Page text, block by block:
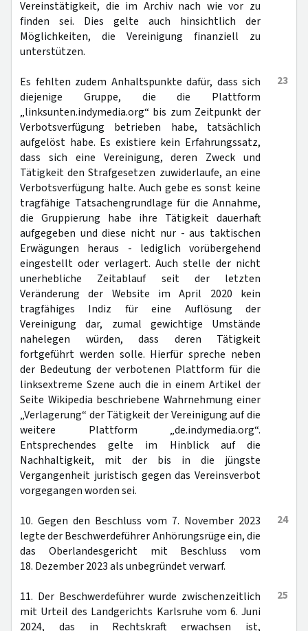
Vereinstätigkeit, die im Archiv nach wie vor zu
finden sei. Dies gelte auch hinsichtlich der
Möglichkeiten, die Vereinigung finanziell zu
unterstützen.
23
Es fehlten zudem Anhaltspunkte dafür, dass sich
diejenige Gruppe, die die Plattform
„linksunten.indymedia.org“ bis zum Zeitpunkt der
Verbotsverfügung betrieben habe, tatsächlich
aufgelöst habe. Es existiere kein Erfahrungssatz,
dass sich eine Vereinigung, deren Zweck und
Tätigkeit den Strafgesetzen zuwiderlaufe, an eine
Verbotsverfügung halte. Auch gebe es sonst keine
tragfähige Tatsachengrundlage für die Annahme,
die Gruppierung habe ihre Tätigkeit dauerhaft
aufgegeben und diese nicht nur - aus taktischen
Erwägungen heraus - lediglich vorübergehend
eingestellt oder verlagert. Auch stelle der nicht
unerhebliche Zeitablauf seit der letzten
Veränderung der Website im April 2020 kein
tragfähiges Indiz für eine Auflösung der
Vereinigung dar, zumal gewichtige Umstände
nahelegen würden, dass deren Tätigkeit
fortgeführt werden solle. Hierfür spreche neben
der Bedeutung der verbotenen Plattform für die
linksextreme Szene auch die in einem Artikel der
Seite Wikipedia beschriebene Wahrnehmung einer
„Verlagerung“ der Tätigkeit der Vereinigung auf die
weitere Plattform „de.indymedia.org“.
Entsprechendes gelte im Hinblick auf die
Nachhaltigkeit, mit der bis in die jüngste
Vergangenheit juristisch gegen das Vereinsverbot
vorgegangen worden sei.
24
10. Gegen den Beschluss vom 7. November 2023
legte der Beschwerdeführer Anhörungsrüge ein, die
das Oberlandesgericht mit Beschluss vom
18. Dezember 2023 als unbegründet verwarf.
25
11. Der Beschwerdeführer wurde zwischenzeitlich
mit Urteil des Landgerichts Karlsruhe vom 6. Juni
2024, das in Rechtskraft erwachsen ist,